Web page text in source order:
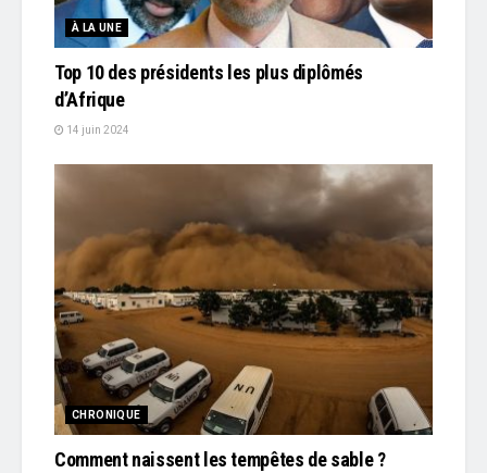
À LA UNE
Top 10 des présidents les plus diplômés
d’Afrique
14 juin 2024
CHRONIQUE
Comment naissent les tempêtes de sable ?